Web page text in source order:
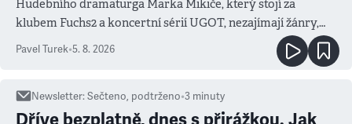
Hudebního dramaturga Marka Mikiče, který stojí za
klubem Fuchs2 a koncertní sérií UGOT, nezajímají žánry,
ale atmosféra
Pavel Turek•5. 8. 2026
Newsletter:Sečteno, podtrženo•3 minuty
Dříve bezplatně, dnes s přirážkou. Jak